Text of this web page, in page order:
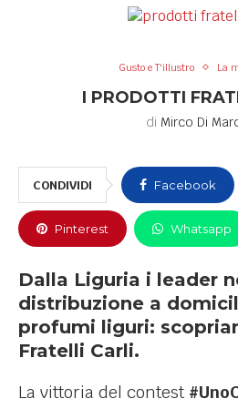
Gusto e T'illustro La
I PRODOTTI
di Mirco Di
CONDIVIDI Facebook
Pinterest Whatsapp
Dalla Liguria i leader
distribuzione a
profumi liguri:
Fratelli Carli.
La vittoria del contest